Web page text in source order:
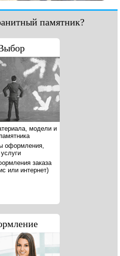
памятник?
модели и
оформления,
заказа
или интернет)